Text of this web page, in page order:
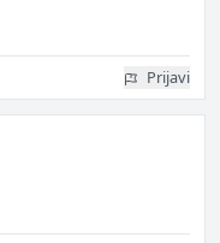
Prijavi